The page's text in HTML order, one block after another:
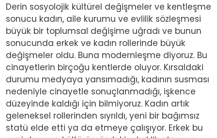
Derin sosyolojik kültürel değişmeler ve kentleşme
sonucu kadın, aile kurumu ve evlilik sözleşmesi
büyük bir toplumsal değişime uğradı ve bunun
sonucunda erkek ve kadın rollerinde büyük
değişmeler oldu. Buna modernleşme diyoruz. Bu
cinayetlerin birçoğu kentlerde oluyor. Kırsaldaki
durumu medyaya yansımadığı, kadının susması
nedeniyle cinayetle sonuçlanmadığı, işkence
düzeyinde kaldığı için bilmiyoruz. Kadın artık
geleneksel rollerinden sıyrıldı, yeni bir bağımsız
statü elde etti ya da etmeye çalışıyor. Erkek bu